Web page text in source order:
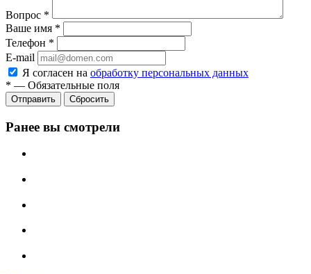
Вопрос *
Ваше имя *
Телефон *
E-mail
Я согласен на обработку персональных данных
* — Обязательные поля
Сбросить
Ранее вы смотрели